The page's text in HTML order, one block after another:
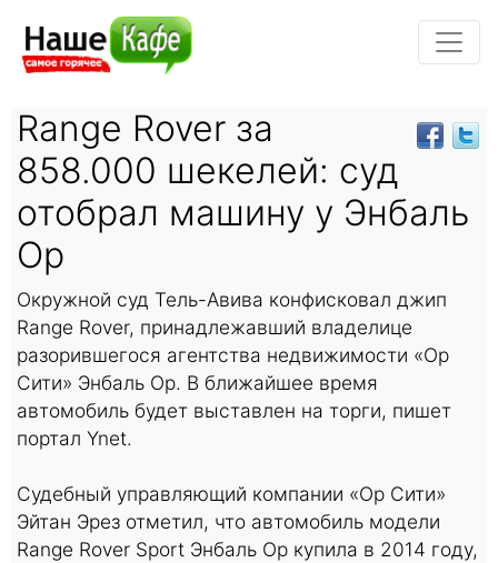
Range Rover за
858.000 шекелей: суд
отобрал машину у Энбаль
Ор
Окружной суд Тель-Авива конфисковал джип
Range Rover, принадлежавший владелице
разорившегося агентства недвижимости «Ор
Сити» Энбаль Ор. В ближайшее время
автомобиль будет выставлен на торги, пишет
портал Ynet.
Судебный управляющий компании «Ор Сити»
Эйтан Эрез отметил, что автомобиль модели
Range Rover Sport Энбаль Ор купила в 2014 году,